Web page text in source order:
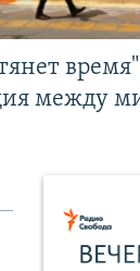
между